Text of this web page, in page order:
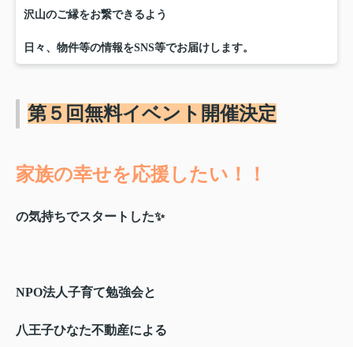
沢山のご縁をお繋できるよう
日々、物件等の情報をSNS等でお届けします。
第５回無料イベント開催決定
家族の幸せを応援したい！！
の気持ちでスタートした✨
NPO法人子育て勉強会と
八王子ひなた不動産による